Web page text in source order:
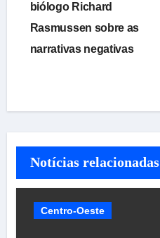
Post
biólogo Richard
Rasmussen sobre as
narrativas negativas
Notícias relacionadas
Centro-Oeste